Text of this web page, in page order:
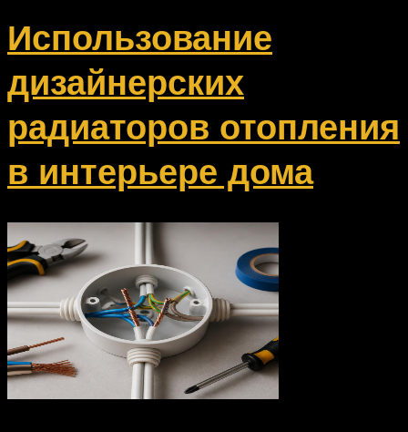
Использование
дизайнерских
радиаторов отопления
в интерьере дома